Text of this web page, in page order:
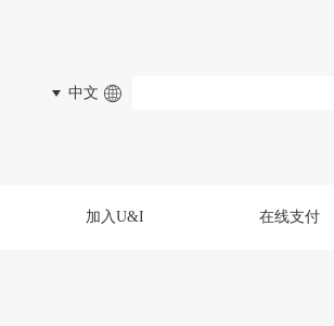
中文
加入U&I 在线支付